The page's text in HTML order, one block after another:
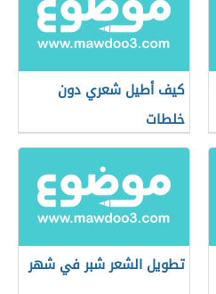
كيف أطيل شعري دون
خلطات
تطويل الشعر شبر في شهر